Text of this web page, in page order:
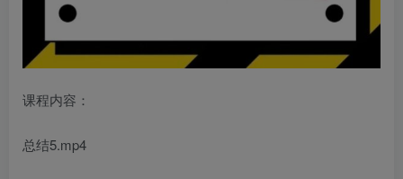
课程内容：
总结5.mp4